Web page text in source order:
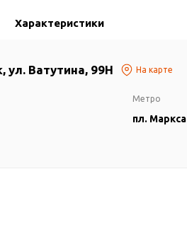
Характеристики
ул. Ватутина, 99Н На карте
Метро
пл. Маркса